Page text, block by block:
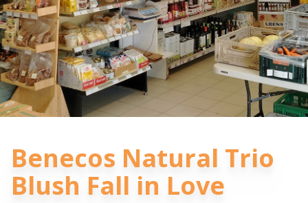
Benecos Natural Trio
Blush Fall in Love